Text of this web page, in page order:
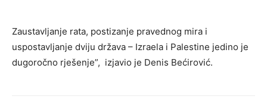
Zaustavljanje rata, postizanje pravednog mira i
uspostavljanje dviju država – Izraela i Palestine jedino je
dugoročno rješenje”, izjavio je Denis Bećirović.